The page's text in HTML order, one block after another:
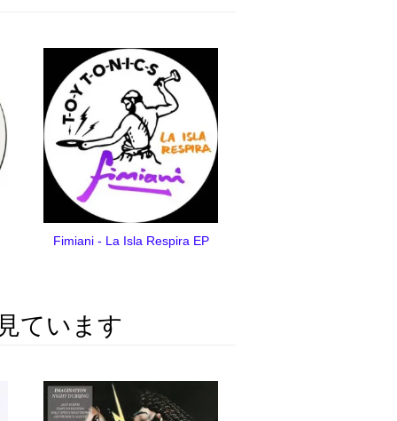
Fimiani - La Isla Respira EP
ています